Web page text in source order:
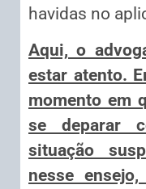
havidas no
Aqui, o
estar atento.
momento em
se deparar
situação
nesse